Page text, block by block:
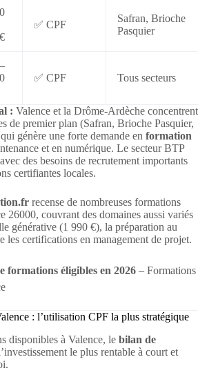
✅ CPF
Safran, Brioche
Pasquier
✅ CPF Tous secteurs
: Valence et la Drôme-Ardèche concentrent
de premier plan (Safran, Brioche Pasquier,
génère une forte demande en formation
et en numérique. Le secteur BTP
des besoins de recrutement importants
certifiantes locales.
recense de nombreuses formations
26000, couvrant des domaines aussi variés
générative (1 990 €), la préparation au
certifications en management de projet.
formations éligibles en 2026 – Formations
: l’utilisation CPF la plus stratégique
disponibles à Valence, le bilan de
le plus rentable à court et